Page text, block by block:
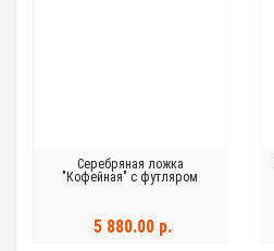
Серебряная ложка
"Кофейная" с футляром
5 880.00 р.